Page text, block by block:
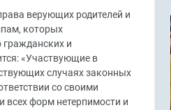
верующих родителей и
которых
и
«Участвующие в
случаях законных
со своими
всех форм нетерпимости и